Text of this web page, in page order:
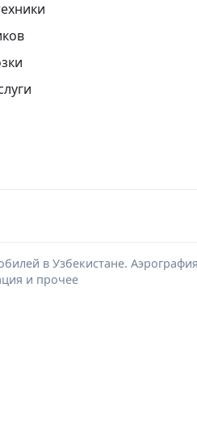
в Узбекистане.
и прочее